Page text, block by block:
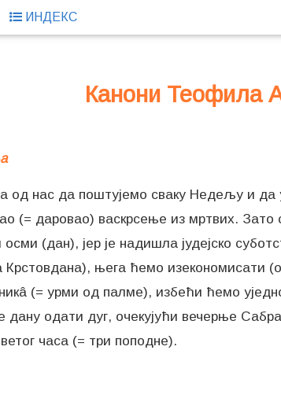
ИНДЕКС
Канони Теофила
од нас да поштујемо сваку Недељу и да
(= даровао) васкрсење из мртвих.
(дан), јер је надишла јудејско
Крстовдана), њега ћемо изекономисати
(= урми од палме), избећи ћемо
дану одати дуг, очекујући вечерње
часа (= три поподне).